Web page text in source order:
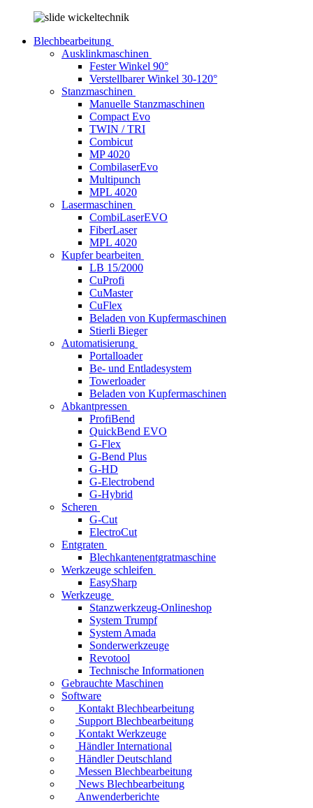
Blechbearbeitung
Ausklinkmaschinen
Fester Winkel 90°
Verstellbarer Winkel 30-120°
Stanzmaschinen
Manuelle Stanzmaschinen
Compact Evo
TWIN / TRI
Combicut
MP 4020
CombilaserEvo
Multipunch
MPL 4020
Lasermaschinen
CombiLaserEVO
FiberLaser
MPL 4020
Kupfer bearbeiten
LB 15/2000
CuProfi
CuMaster
CuFlex
Beladen von Kupfermaschinen
Stierli Bieger
Automatisierung
Portalloader
Be- und Entladesystem
Towerloader
Beladen von Kupfermaschinen
Abkantpressen
ProfiBend
QuickBend EVO
G-Flex
G-Bend Plus
G-HD
G-Electrobend
G-Hybrid
Scheren
G-Cut
ElectroCut
Entgraten
Blechkantenentgratmaschine
Werkzeuge schleifen
EasySharp
Werkzeuge
Stanzwerkzeug-Onlineshop
System Trumpf
System Amada
Sonderwerkzeuge
Revotool
Technische Informationen
Gebrauchte Maschinen
Software
Kontakt Blechbearbeitung
Support Blechbearbeitung
Kontakt Werkzeuge
Händler International
Händler Deutschland
Messen Blechbearbeitung
News Blechbearbeitung
Anwenderberichte